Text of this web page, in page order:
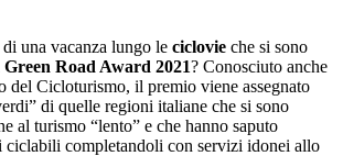
una vacanza lungo le ciclovie che si sono
Road Award 2021? Conosciuto anche
del Cicloturismo, il premio viene assegnato
di quelle regioni italiane che si sono
al turismo “lento” e che hanno saputo
ciclabili completandoli con servizi idonei allo